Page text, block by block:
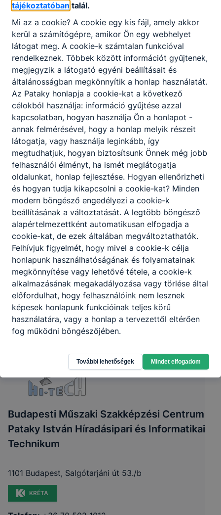
Partnereink
Budapesti Műszaki Szakképzési Centrum
Pataky István Híradásipari és Informatikai
Technikum
1101 Budapest, Salgótarjáni út 53./b
KRÉTA
tájékoztatóban talál.
Mi az a cookie? A cookie egy kis fájl, amely akkor
kerül a számítógépre, amikor Ön egy webhelyet
látogat meg. A cookie-k számtalan funkcióval
rendelkeznek. Többek között információt gyűjtenek,
megjegyzik a látogató egyéni beállításait és
általánosságban megkönnyítik a honlap használatát.
Az Pataky honlapja a cookie-kat a következő
célokból használja: információ gyűjtése azzal
kapcsolatban, hogyan használja Ön a honlapot -
annak felmérésével, hogy a honlap melyik részeit
látogatja, vagy használja leginkább, így
megtudhatjuk, hogyan biztosítsunk Önnek még jobb
felhasználói élményt, ha ismét meglátogatja
oldalunkat, honlap fejlesztése. Hogyan ellenőrizheti
és hogyan tudja kikapcsolni a cookie-kat? Minden
modern böngésző engedélyezi a cookie-k
beállításának a változtatását. A legtöbb böngésző
alapértelmezettként automatikusan elfogadja a
cookie-kat, de ezek általában megváltoztathatók.
Felhívjuk figyelmét, hogy mivel a cookie-k célja
honlapunk használhatóságának és folyamatainak
megkönnyítése vagy lehetővé tétele, a cookie-k
alkalmazásának megakadályozása vagy törlése által
előfordulhat, hogy felhasználóink nem lesznek
képesek honlapunk funkcióinak teljes körű
használatára, vagy a honlap a tervezettől eltérően
fog működni böngészőjében.
További lehetőségek Mindet elfogadom